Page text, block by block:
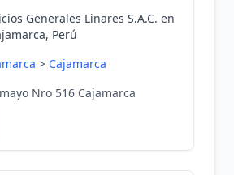
Generales Linares S.A.C. en
Perú
> Cajamarca
Nro 516 Cajamarca